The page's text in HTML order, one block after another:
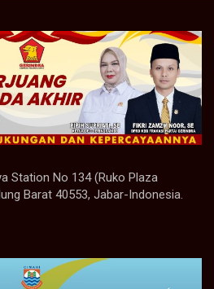
Station No 134 (Ruko Plaza
Barat 40553, Jabar-Indonesia.